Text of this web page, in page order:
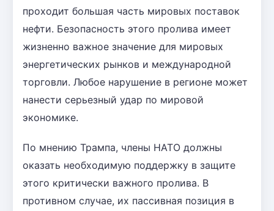
проходит большая часть мировых поставок
нефти. Безопасность этого пролива имеет
жизненно важное значение для мировых
энергетических рынков и международной
торговли. Любое нарушение в регионе может
нанести серьезный удар по мировой
экономике.
По мнению Трампа, члены НАТО должны
оказать необходимую поддержку в защите
этого критически важного пролива. В
противном случае, их пассивная позиция в